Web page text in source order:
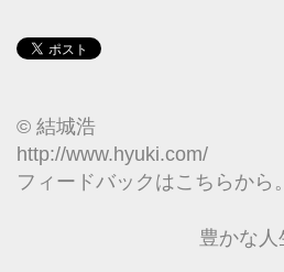
© 結城浩
http://www.hyuki.com/
フィードバックはこちらから。
豊かな人